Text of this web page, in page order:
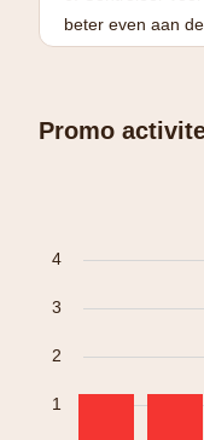
beter even aan
Promo
4
3
2
1